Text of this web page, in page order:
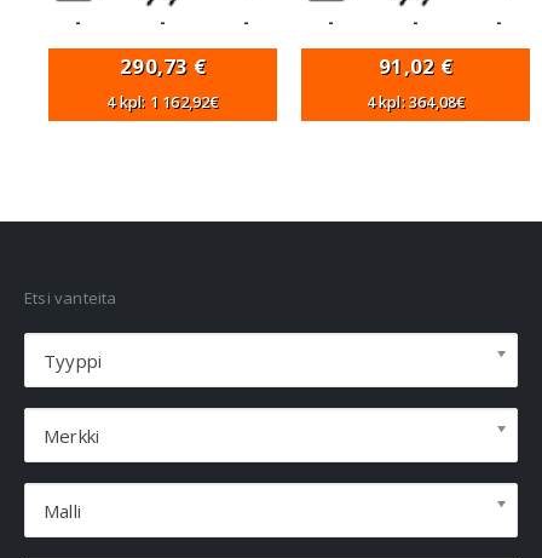
- - -
290,73 €
4 kpl: 1 162,92€
- - -
91,02 €
4 kpl: 364,08€
Etsi vanteita
Tyyppi
Merkki
Malli